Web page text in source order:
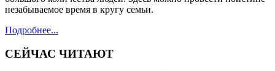
незабываемое время в кругу семьи.
Подробнее...
СЕЙЧАС ЧИТАЮТ